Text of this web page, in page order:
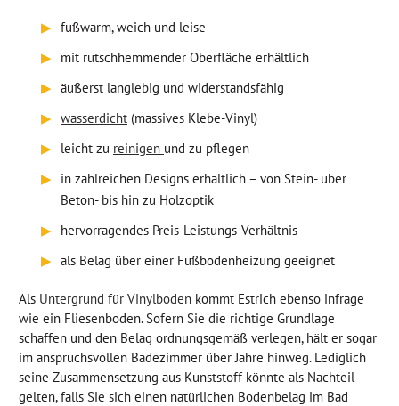
▶ fußwarm, weich und leise
▶ mit rutschhemmender Oberfläche erhältlich
▶ äußerst langlebig und widerstandsfähig
▶ wasserdicht (massives Klebe-Vinyl)
▶ leicht zu reinigen und zu pflegen
▶ in zahlreichen Designs erhältlich – von Stein- über
Beton- bis hin zu Holzoptik
▶ hervorragendes Preis-Leistungs-Verhältnis
▶ als Belag über einer Fußbodenheizung geeignet
Als Untergrund für Vinylboden kommt Estrich ebenso infrage
wie ein Fliesenboden. Sofern Sie die richtige Grundlage
schaffen und den Belag ordnungsgemäß verlegen, hält er sogar
im anspruchsvollen Badezimmer über Jahre hinweg. Lediglich
seine Zusammensetzung aus Kunststoff könnte als Nachteil
gelten, falls Sie sich einen natürlichen Bodenbelag im Bad